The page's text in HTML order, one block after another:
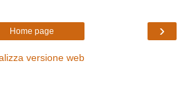
›
Home page
versione web